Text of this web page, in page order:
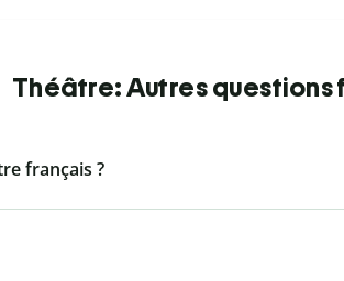
Théâtre: Autres questions
français ?